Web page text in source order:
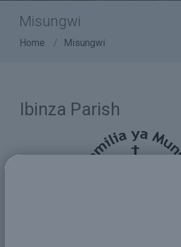
Misungwi
Home Misungwi
Ibinza Parish